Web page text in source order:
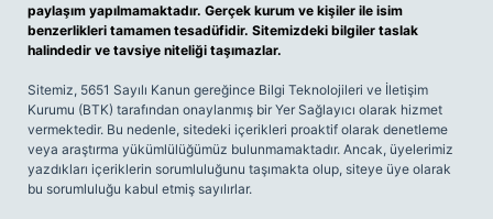
paylaşım yapılmamaktadır. Gerçek kurum ve kişiler ile isim
benzerlikleri tamamen tesadüfidir. Sitemizdeki bilgiler taslak
halindedir ve tavsiye niteliği taşımazlar.
Sitemiz, 5651 Sayılı Kanun gereğince Bilgi Teknolojileri ve İletişim
Kurumu (BTK) tarafından onaylanmış bir Yer Sağlayıcı olarak hizmet
vermektedir. Bu nedenle, sitedeki içerikleri proaktif olarak denetleme
veya araştırma yükümlülüğümüz bulunmamaktadır. Ancak, üyelerimiz
yazdıkları içeriklerin sorumluluğunu taşımakta olup, siteye üye olarak
bu sorumluluğu kabul etmiş sayılırlar.